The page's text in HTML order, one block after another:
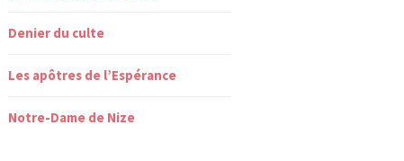
Denier du culte
Les apôtres de l’Espérance
Notre-Dame de Nize